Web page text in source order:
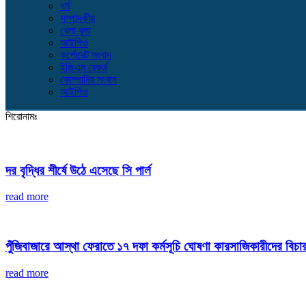
ধর্ম
সম্পাদকীয়
খেলা ধুলা
আইপিও
কর্পোরেট সংবাদ
ইজিএম রেকর্ড
কোম্পানির সংবাদ
আইপিও
শিরোনামঃ
দর বৃদ্ধির শীর্ষে উঠে এসেছে সি পার্ল
read more
পুঁজিবাজারে আস্থা ফেরাতে ১৭ দফা কর্মসূচি ঘোষণা কারসাজিকারীদের
read more